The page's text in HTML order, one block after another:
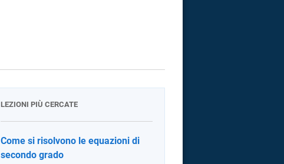
LEZIONI PIÙ CERCATE
Come si risolvono le equazioni di
secondo grado